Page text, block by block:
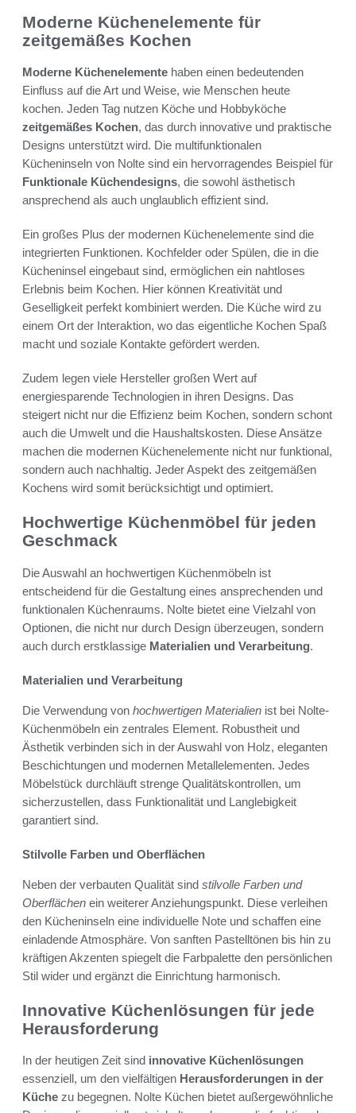
Moderne Küchenelemente für
zeitgemäßes Kochen
Moderne Küchenelemente haben einen bedeutenden
Einfluss auf die Art und Weise, wie Menschen heute
kochen. Jeden Tag nutzen Köche und Hobbyköche
zeitgemäßes Kochen, das durch innovative und praktische
Designs unterstützt wird. Die multifunktionalen
Kücheninseln von Nolte sind ein hervorragendes Beispiel für
Funktionale Küchendesigns, die sowohl ästhetisch
ansprechend als auch unglaublich effizient sind.
Ein großes Plus der modernen Küchenelemente sind die
integrierten Funktionen. Kochfelder oder Spülen, die in die
Kücheninsel eingebaut sind, ermöglichen ein nahtloses
Erlebnis beim Kochen. Hier können Kreativität und
Geselligkeit perfekt kombiniert werden. Die Küche wird zu
einem Ort der Interaktion, wo das eigentliche Kochen Spaß
macht und soziale Kontakte gefördert werden.
Zudem legen viele Hersteller großen Wert auf
energiesparende Technologien in ihren Designs. Das
steigert nicht nur die Effizienz beim Kochen, sondern schont
auch die Umwelt und die Haushaltskosten. Diese Ansätze
machen die modernen Küchenelemente nicht nur funktional,
sondern auch nachhaltig. Jeder Aspekt des zeitgemäßen
Kochens wird somit berücksichtigt und optimiert.
Hochwertige Küchenmöbel für jeden
Geschmack
Die Auswahl an hochwertigen Küchenmöbeln ist
entscheidend für die Gestaltung eines ansprechenden und
funktionalen Küchenraums. Nolte bietet eine Vielzahl von
Optionen, die nicht nur durch Design überzeugen, sondern
auch durch erstklassige Materialien und Verarbeitung.
Materialien und Verarbeitung
Die Verwendung von hochwertigen Materialien ist bei Nolte-
Küchenmöbeln ein zentrales Element. Robustheit und
Ästhetik verbinden sich in der Auswahl von Holz, eleganten
Beschichtungen und modernen Metallelementen. Jedes
Möbelstück durchläuft strenge Qualitätskontrollen, um
sicherzustellen, dass Funktionalität und Langlebigkeit
garantiert sind.
Stilvolle Farben und Oberflächen
Neben der verbauten Qualität sind stilvolle Farben und
Oberflächen ein weiterer Anziehungspunkt. Diese verleihen
den Kücheninseln eine individuelle Note und schaffen eine
einladende Atmosphäre. Von sanften Pastelltönen bis hin zu
kräftigen Akzenten spiegelt die Farbpalette den persönlichen
Stil wider und ergänzt die Einrichtung harmonisch.
Innovative Küchenlösungen für jede
Herausforderung
In der heutigen Zeit sind innovative Küchenlösungen
essenziell, um den vielfältigen Herausforderungen in der
Küche zu begegnen. Nolte Küchen bietet außergewöhnliche